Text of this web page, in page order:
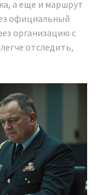
а еще и маршрут
официальный
организацию с
отследить,